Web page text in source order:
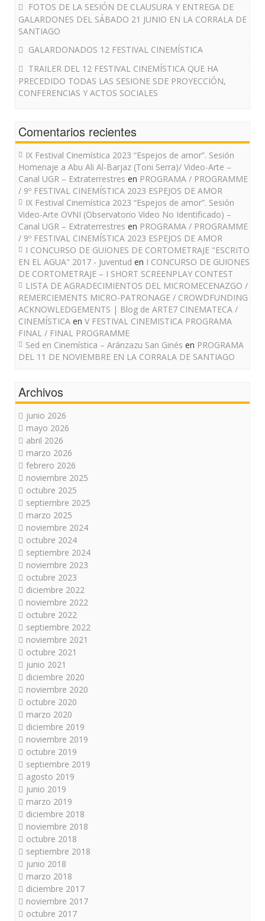
FOTOS DE LA SESIÓN DE CLAUSURA Y ENTREGA DE
GALARDONES DEL SÁBADO 21 JUNIO EN LA CORRALA DE
SANTIAGO
GALARDONADOS 12 FESTIVAL CINEMÍSTICA
TRAILER DEL 12 FESTIVAL CINEMÍSTICA QUE HA
PRECEDIDO TODAS LAS SESIONE SDE PROYECCIÓN,
CONFERENCIAS Y ACTOS SOCIALES
Comentarios recientes
IX Festival Cinemística 2023 “Espejos de amor”. Sesión
Homenaje a Abu Ali Al-Barjaz (Toni Serra)/ Video-Arte –
Canal UGR – Extraterrestres en PROGRAMA / PROGRAMME
/ 9º FESTIVAL CINEMÍSTICA 2023 ESPEJOS DE AMOR
IX Festival Cinemística 2023 “Espejos de amor”. Sesión
Video-Arte OVNI (Observatorio Video No Identificado) –
Canal UGR – Extraterrestres en PROGRAMA / PROGRAMME
/ 9º FESTIVAL CINEMÍSTICA 2023 ESPEJOS DE AMOR
I CONCURSO DE GUIONES DE CORTOMETRAJE "ESCRITO
EN EL AGUA" 2017 - Juventud en I CONCURSO DE GUIONES
DE CORTOMETRAJE – I SHORT SCREENPLAY CONTEST
LISTA DE AGRADECIMIENTOS DEL MICROMECENAZGO /
REMERCIEMENTS MICRO-PATRONAGE / CROWDFUNDING
ACKNOWLEDGEMENTS | Blog de ARTE7 CINEMATECA /
CINEMÍSTICA en V FESTIVAL CINEMISTICA PROGRAMA
FINAL / FINAL PROGRAMME
Sed en Cinemística – Aránzazu San Ginés en PROGRAMA
DEL 11 DE NOVIEMBRE EN LA CORRALA DE SANTIAGO
Archivos
junio 2026
mayo 2026
abril 2026
marzo 2026
febrero 2026
noviembre 2025
octubre 2025
septiembre 2025
marzo 2025
noviembre 2024
octubre 2024
septiembre 2024
noviembre 2023
octubre 2023
diciembre 2022
noviembre 2022
octubre 2022
septiembre 2022
noviembre 2021
octubre 2021
junio 2021
diciembre 2020
noviembre 2020
octubre 2020
marzo 2020
diciembre 2019
noviembre 2019
octubre 2019
septiembre 2019
agosto 2019
junio 2019
marzo 2019
diciembre 2018
noviembre 2018
octubre 2018
septiembre 2018
junio 2018
marzo 2018
diciembre 2017
noviembre 2017
octubre 2017